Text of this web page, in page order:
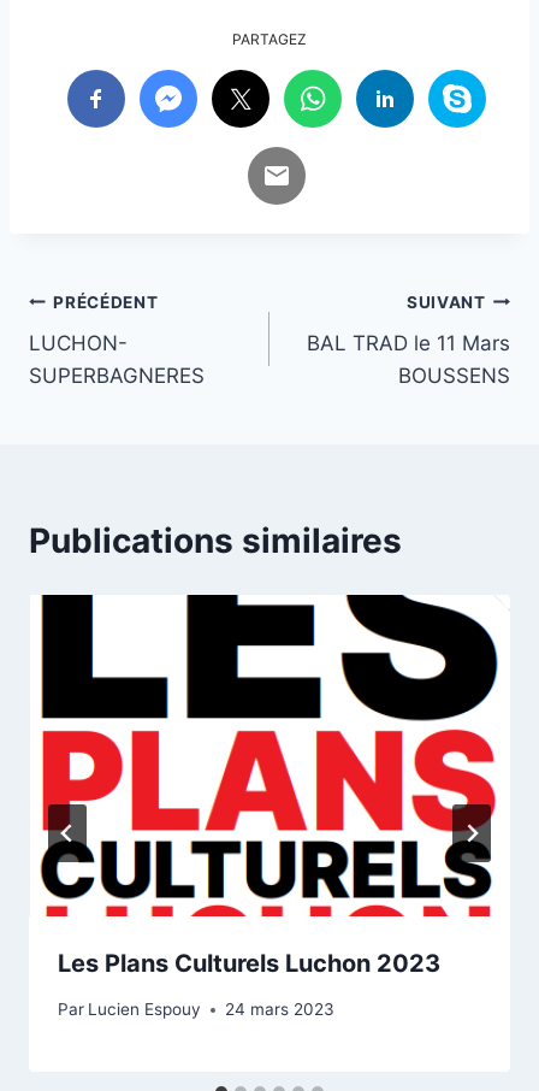
PARTAGEZ
Navigation
de
PRÉCÉDENT
LUCHON-
SUPERBAGNERES
SUIVANT
BAL TRAD le 11 Mars
BOUSSENS
Publications similaires
Les Plans Culturels Luchon 2023
Par Lucien Espouy 24 mars 2023